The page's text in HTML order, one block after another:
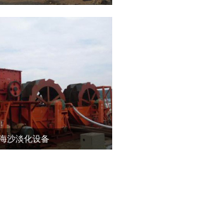
沙淡化设备